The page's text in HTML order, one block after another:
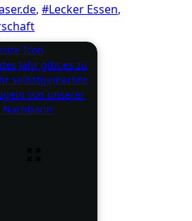
, #Lecker Essen,
Jahr gibt es zu
selbstgemachte
von unserer
Nachbarin